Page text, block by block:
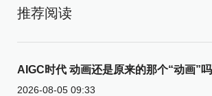
推荐阅读
AIGC时代 动画还是原来的那个“动画”吗
2026-08-05 09:33